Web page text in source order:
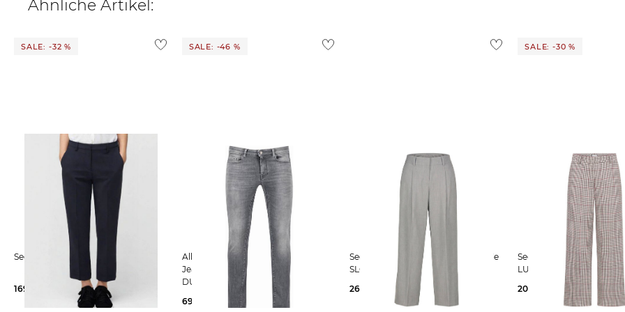
Rücksendung über den Versandweg:
Weitere Details zu Rücksendungen und Retouren aus dem Ausland findest du
Ähnliche Artikel:
SALE: -32 %
Seductive | Damen Hose MARY
169,99 € 249,00 €
SALE: -46 %
Alberto Bike | Damen Fahrrad-
Jeans MARTA SUPER STRETCH
DUAL FX
69,99 €
129,95 €
Seductive | Damen Hose mit Wolle
SLOANNE
269,00 €
SALE: -30 %
Seductive | Damen Marlenehose
LUCASSE
209,99 €
299,00 €